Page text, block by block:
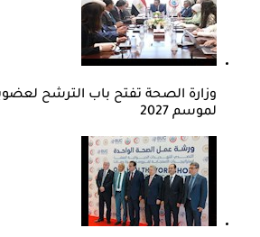
وزارة الصحة تفتح باب الترشح
لموسم 2027